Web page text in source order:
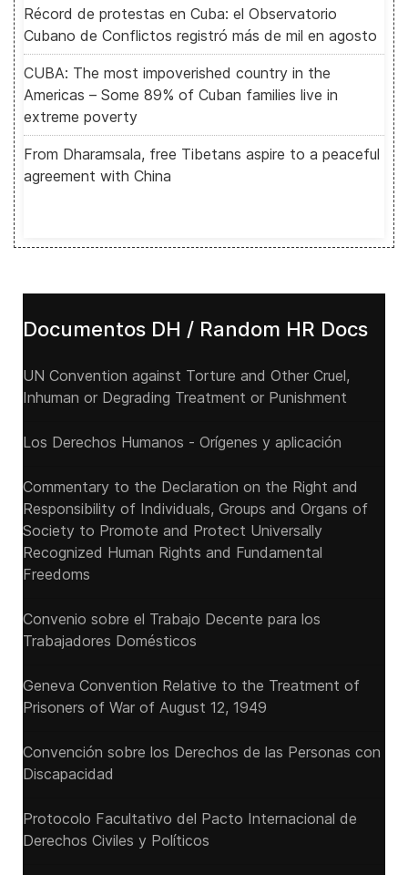
Récord de protestas en Cuba: el Observatorio
Cubano de Conflictos registró más de mil en agosto
CUBA: The most impoverished country in the
Americas – Some 89% of Cuban families live in
extreme poverty
From Dharamsala, free Tibetans aspire to a peaceful
agreement with China
Documentos DH / Random HR Docs
UN Convention against Torture and Other Cruel,
Inhuman or Degrading Treatment or Punishment
Los Derechos Humanos - Orígenes y aplicación
Commentary to the Declaration on the Right and
Responsibility of Individuals, Groups and Organs of
Society to Promote and Protect Universally
Recognized Human Rights and Fundamental
Freedoms
Convenio sobre el Trabajo Decente para los
Trabajadores Domésticos
Geneva Convention Relative to the Treatment of
Prisoners of War of August 12, 1949
Convención sobre los Derechos de las Personas con
Discapacidad
Protocolo Facultativo del Pacto Internacional de
Derechos Civiles y Políticos